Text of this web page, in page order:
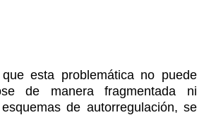
esta problemática no puede
de manera fragmentada ni
de autorregulación, se